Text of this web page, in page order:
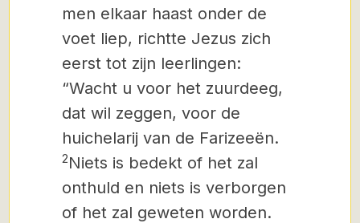
men elkaar haast onder de
voet liep, richtte Jezus zich
eerst tot zijn leerlingen:
“Wacht u voor het zuurdeeg,
dat wil zeggen, voor de
huichelarij van de Farizeeën.
2Niets is bedekt of het zal
onthuld en niets is verborgen
of het zal geweten worden.